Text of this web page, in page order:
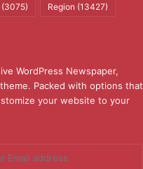
Region (13427)
WordPress Newspaper,
Packed with options that
your website to your